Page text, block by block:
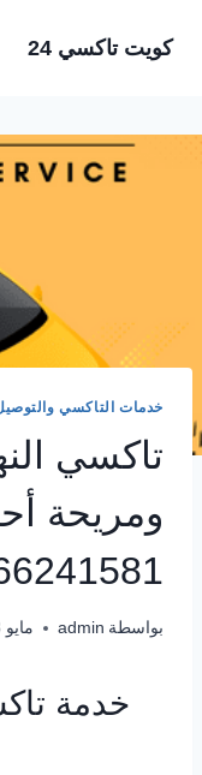
كويت تاكسي 24
خدمات التاكسي
تاكسي
ومريحة
بواسطة admin مايو 3, 2024
خدمة